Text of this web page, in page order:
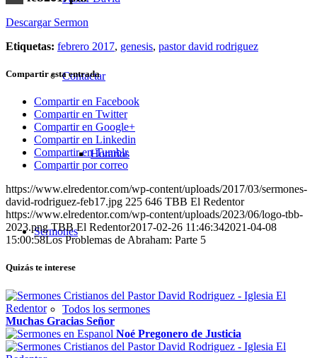
Contactar
Horarios
Sermones
Todos los sermones
Descargar Sermon
Etiquetas: febrero 2017, genesis, pastor david rodriguez
Compartir esta entrada
Compartir en Facebook
Compartir en Twitter
Compartir en Google+
Compartir en Linkedin
Compartir en Tumblr
Compartir por correo
https://www.elredentor.com/wp-content/uploads/2017/03/sermones-
david-rodriguez-feb17.jpg 225 646 TBB El Redentor
https://www.elredentor.com/wp-content/uploads/2023/06/logo-tbb-
2023.png TBB El Redentor2017-02-26 11:46:342021-04-08
15:00:58Los Problemas de Abraham: Parte 5
Quizás te interese
Muchas Gracias Señor
Noé Pregonero de Justicia